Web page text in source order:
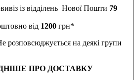
із відділень Нової Пошти 79
від 1200 грн*
на деякі групи
ПРО ДОСТАВКУ